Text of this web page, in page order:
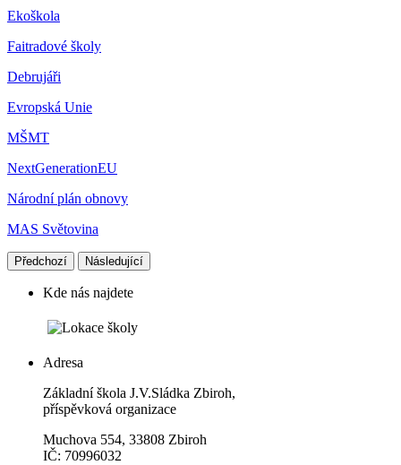
Ekoškola
Faitradové školy
Debrujáři
Evropská Unie
MŠMT
NextGenerationEU
Národní plán obnovy
MAS Světovina
Předchozí Následující
Kde nás najdete
Adresa
Základní škola J.V.Sládka Zbiroh,
příspěvková organizace
Muchova 554, 33808 Zbiroh
IČ: 70996032